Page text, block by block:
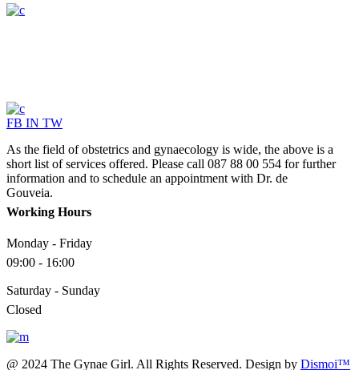
FB IN TW
As the field of obstetrics and gynaecology is wide, the above is a
short list of services offered. Please call 087 88 00 554 for further
information and to schedule an appointment with Dr. de
Gouveia.
Working Hours
Monday - Friday
09:00 - 16:00
Saturday - Sunday
Closed
@ 2024 The Gynae Girl. All Rights Reserved. Design by Dismoi™